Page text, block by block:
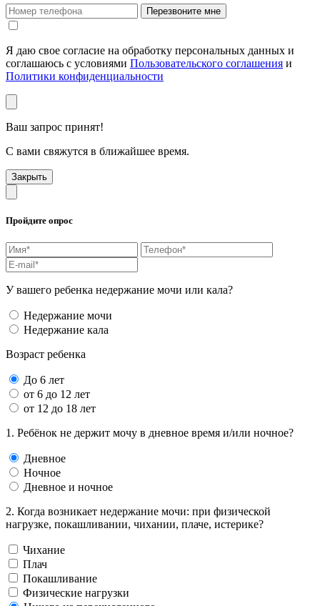
Перезвоните мне
Я даю свое согласие на обработку персональных данных и
соглашаюсь с условиями Пользовательского соглашения и
Политики конфиденциальности
Ваш запрос принят!
С вами свяжутся в ближайшее время.
Закрыть
Пройдите опрос
У вашего ребенка недержание мочи или кала?
Недержание мочи
Недержание кала
Возраст ребенка
До 6 лет
от 6 до 12 лет
от 12 до 18 лет
1. Ребёнок не держит мочу в дневное время и/или ночное?
Дневное
Ночное
Дневное и ночное
2. Когда возникает недержание мочи: при физической
нагрузке, покашливании, чихании, плаче, истерике?
Чихание
Плач
Покашливание
Физические нагрузки